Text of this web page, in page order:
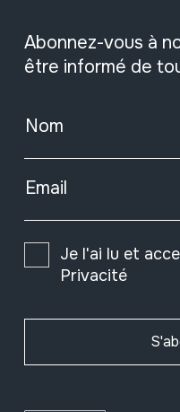
Abonnez-vous à
être informé de
Nom
Email
Je l'ai lu et
Privacité